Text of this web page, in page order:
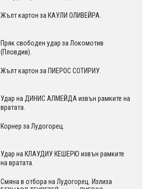
Жълт картон за КАУЛИ ОЛИВЕЙРА.
Пряк свободен удар за Локомотив
(Пловдив).
Жълт картон за ПИЕРОС СОТИРИУ.
Удар на ДИНИС АЛМЕЙДА извън рамките на
вратата.
Корнер за Лудогорец.
Удар на КЛАУДИУ КЕШЕРЮ извън рамките
на вратата.
Смяна в отбора на Лудогорец. Излиза